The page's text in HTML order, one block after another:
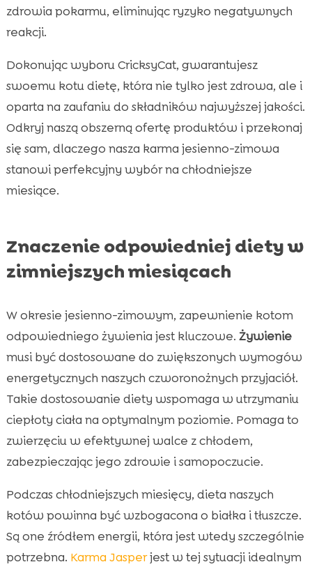
zdrowia pokarmu, eliminując ryzyko negatywnych
reakcji.
Dokonując wyboru CricksyCat, gwarantujesz
swoemu kotu dietę, która nie tylko jest zdrowa, ale i
oparta na zaufaniu do składników najwyższej jakości.
Odkryj naszą obszerną ofertę produktów i przekonaj
się sam, dlaczego nasza karma jesienno-zimowa
stanowi perfekcyjny wybór na chłodniejsze
miesiące.
Znaczenie odpowiedniej diety w
zimniejszych miesiącach
W okresie jesienno-zimowym, zapewnienie kotom
odpowiedniego żywienia jest kluczowe. Żywienie
musi być dostosowane do zwiększonych wymogów
energetycznych naszych czworonożnych przyjaciół.
Takie dostosowanie diety wspomaga w utrzymaniu
ciepłoty ciała na optymalnym poziomie. Pomaga to
zwierzęciu w efektywnej walce z chłodem,
zabezpieczając jego zdrowie i samopoczucie.
Podczas chłodniejszych miesięcy, dieta naszych
kotów powinna być wzbogacona o białka i tłuszcze.
Są one źródłem energii, która jest wtedy szczególnie
potrzebna. Karma Jasperjest w tej sytuacji idealnym